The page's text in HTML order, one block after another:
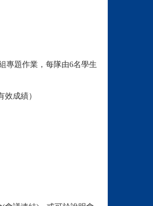
專題作業，每隊由6名學生
成績）